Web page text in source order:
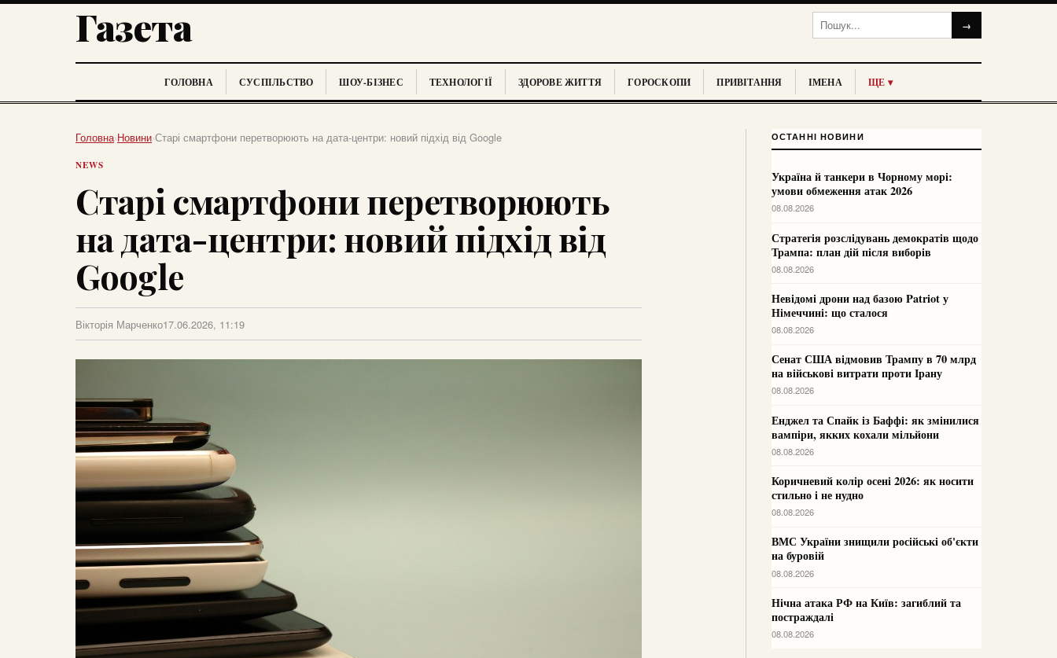
Газета →
ГОЛОВНА СУСПІЛЬСТВО ШОУ-БІЗНЕС ТЕХНОЛОГІЇ ЗДОРОВЕ ЖИТТЯ ГОРОСКОПИ ПРИВІТАННЯ ІМЕНА ЩЕ ▾
Головна›Новини›Старі смартфони перетворюють на дата-центри: новий підхід від Google
NEWS
Старі смартфони перетворюють
на дата-центри: новий підхід від
Google
Вікторія Марченко17.06.2026, 11:19
ОСТАННІ НОВИНИ
Україна й танкери в Чорному морі:
умови обмеження атак 2026
08.08.2026
Стратегія розслідувань демократів щодо
Трампа: план дій після виборів
08.08.2026
Невідомі дрони над базою Patriot у
Німеччині: що сталося
08.08.2026
Сенат США відмовив Трампу в 70 млрд
на військові витрати проти Ірану
08.08.2026
Енджел та Спайк із Баффі: як змінилися
вампіри, якких кохали мільйони
08.08.2026
Коричневий колір осені 2026: як носити
стильно і не нудно
08.08.2026
ВМС України знищили російські об'єкти
на буровій
08.08.2026
Нічна атака РФ на Київ: загиблий та
постраждалі
08.08.2026